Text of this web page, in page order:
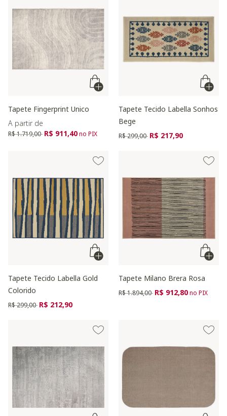
Tapete Fingerprint Unico
A partir de
Preço reduzido de
R$ 1.719,00 para
R$ 911,40no PIX
Tapete Tecido Labella Sonhos
Bege
Preço reduzido de
R$ 299,00 para
R$ 217,90
Tapete Tecido Labella Gold
Colorido
Preço reduzido de
R$ 299,00 para
R$ 212,90
Tapete Milano Brera Rosa
Preço reduzido de
R$ 1.894,00 para
R$ 912,80no PIX